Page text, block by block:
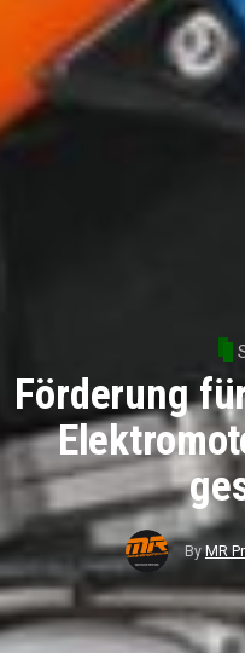
Förderung
ByMR